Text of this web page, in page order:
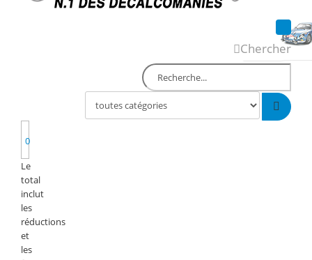
Chercher
0
Le
total
inclut
les
réductions
et
les